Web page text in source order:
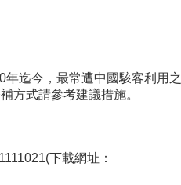
迄今，最常遭中國駭客利用之
方式請參考建議措施。
下載網址：